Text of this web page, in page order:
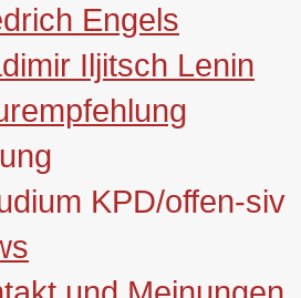
Engels
Iljitsch Lenin
KPD/offen-siv